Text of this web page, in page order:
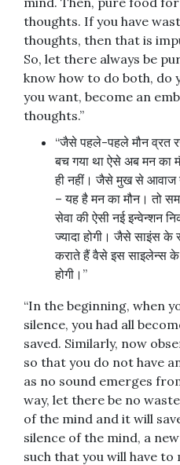
thoughts. If you have
thoughts, then that is
So, let there always be
know how to do both, do
you want, become an
thoughts.”
“जैसे पहले-पहले मौन व्रत
बच गया था ऐसे अब मन का
ही नहीं। जैसे मुख से
– यह है मन का मौन। तो
सेवा की ऐसी नई इन्वेन्शन
ज्यादा होगी। जैसे साइंस के
कराते हैं वैसे इस साइलेन्स के
होगी।”
“In the beginning, when
silence, you had all
saved. Similarly, now
so that you do not have
as no sound emerges
way, let there be no
of the mind and it will
silence of the mind, a
such that you will have